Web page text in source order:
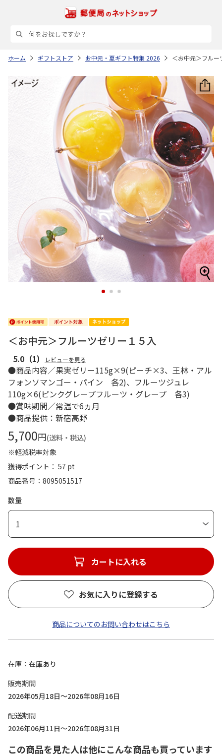
ホーム ギフトストア お中元・夏ギフト特集 2026 ＜お中元＞フルー
1 2 3
＜お中元＞フルーツゼリー１５入
5.0 （1） レビューを見る
●商品内容／果実ゼリー115g×9(ピーチ×3、王林・アル
フォンソマンゴー・パイン 各2)、フルーツジュレ
110g×6(ピンクグレープフルーツ・グレープ 各3)
●賞味期間／常温で6ヵ月
●商品提供：新宿高野
5,700円(送料・税込)
※軽減税率対象
獲得ポイント： 57 pt
商品番号
8095051517
数量
1
カートに入れる
お気に入りに登録する
商品についてのお問い合わせはこちら
在庫
在庫あり
販売期間
2026年05月18日～2026年08月16日
配送期間
2026年06月11日～2026年08月31日
この商品を見た人は他にこんな商品も買っています